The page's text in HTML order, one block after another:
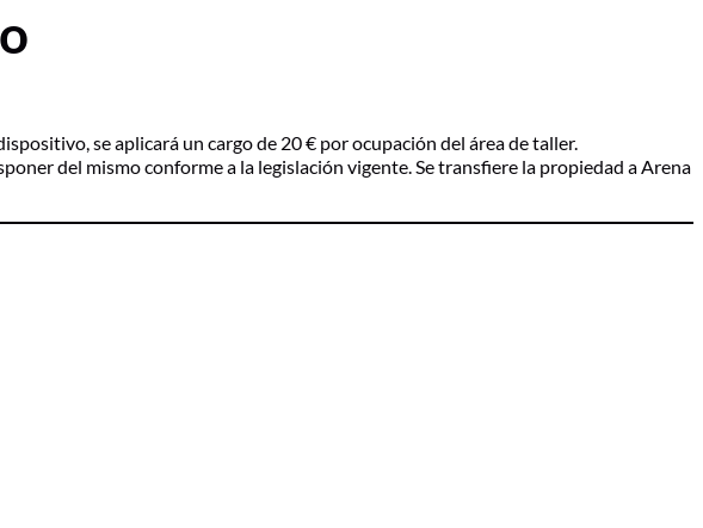
se aplicará un cargo de 20 € por ocupación del área de taller.
del mismo conforme a la legislación vigente. Se transfiere la propiedad a Arena